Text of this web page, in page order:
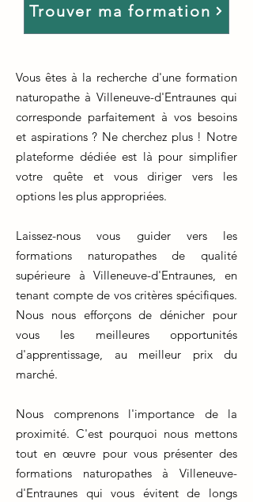
Trouver ma formation
Vous êtes à la recherche d'une formation
naturopathe à Villeneuve-d'Entraunes qui
corresponde parfaitement à vos besoins
et aspirations ? Ne cherchez plus ! Notre
plateforme dédiée est là pour simplifier
votre quête et vous diriger vers les
options les plus appropriées.
Laissez-nous vous guider vers les
formations naturopathes de qualité
supérieure à Villeneuve-d'Entraunes, en
tenant compte de vos critères spécifiques.
Nous nous efforçons de dénicher pour
vous les meilleures opportunités
d'apprentissage, au meilleur prix du
marché.
Nous comprenons l'importance de la
proximité. C'est pourquoi nous mettons
tout en œuvre pour vous présenter des
formations naturopathes à Villeneuve-
d'Entraunes qui vous évitent de longs